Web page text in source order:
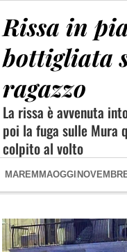
Rissa in
bottigliata
ragazzo
La rissa è avvenuta
poi la fuga sulle Mura
colpito al volto
MAREMMAOGGI